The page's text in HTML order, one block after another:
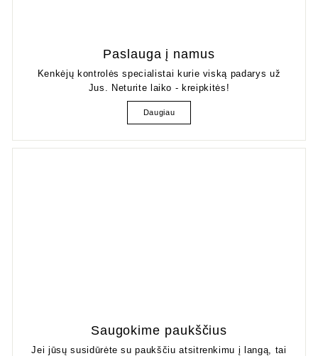
Paslauga į namus
Kenkėjų kontrolės specialistai kurie viską padarys už
Jus. Neturite laiko - kreipkitės!
Daugiau
Saugokime paukščius
Jei jūsų susidūrėte su paukščiu atsitrenkimu į langą, tai